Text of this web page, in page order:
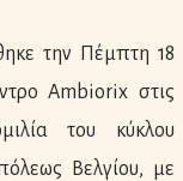
την Πέμπτη 18
Ambiorix στις
του κύκλου
Βελγίου, με